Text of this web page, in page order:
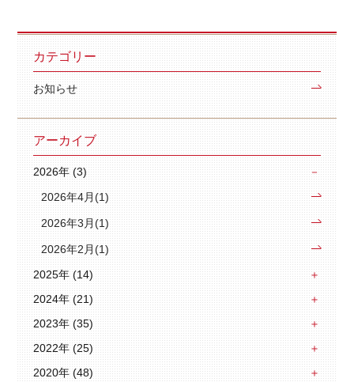
カテゴリー
お知らせ
アーカイブ
2026年 (3)
2026年4月(1)
2026年3月(1)
2026年2月(1)
2025年 (14)
2024年 (21)
2023年 (35)
2022年 (25)
2020年 (48)